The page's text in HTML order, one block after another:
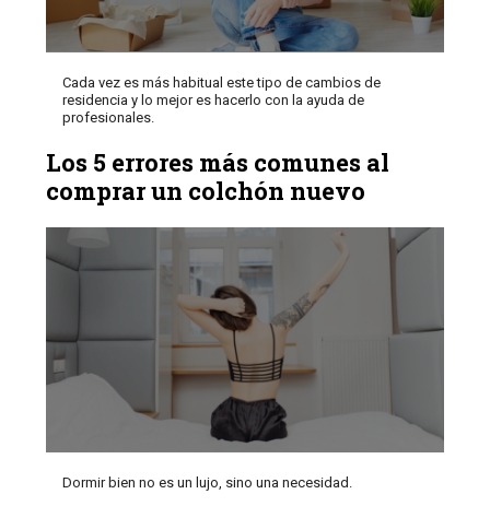
Cada vez es más habitual este tipo de cambios de
residencia y lo mejor es hacerlo con la ayuda de
profesionales.
Los 5 errores más comunes al
comprar un colchón nuevo
Dormir bien no es un lujo, sino una necesidad.